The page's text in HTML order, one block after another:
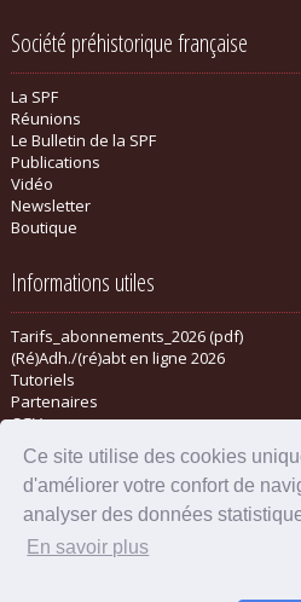
Ce site utilise des cookies
d'améliorer votre confort de
analyser des données
En savoir plus
Société préhistorique française
La SPF
Réunions
Le Bulletin de la SPF
Publications
Vidéo
Newsletter
Boutique
Informations utiles
Tarifs_abonnements_2026 (pdf)
(Ré)Adh./(ré)abt en ligne 2026
Tutoriels
Partenaires
CGV